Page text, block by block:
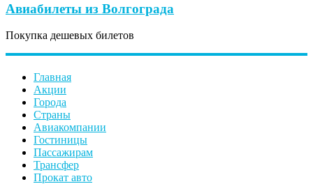
Авиабилеты из Волгограда
Покупка дешевых билетов
Главная
Акции
Города
Страны
Авиакомпании
Гостиницы
Пассажирам
Трансфер
Прокат авто